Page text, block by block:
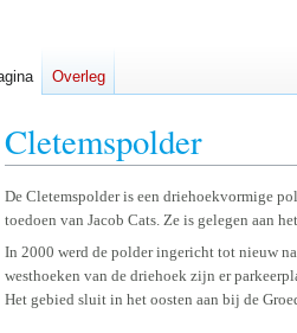
Cletemspolder
Naar
navigatie
springen
Naar
zoeken
springen
De Cletemspolder is een driehoekvormige
toedoen van Jacob Cats. Ze is gelegen aan
In 2000 werd de polder ingericht tot nieuw
westhoeken van de driehoek zijn er
Het gebied sluit in het oosten aan bij de
Overleg